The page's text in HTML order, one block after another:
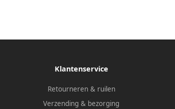
Klantenservice
Retourneren & ruilen
Verzending & bezorging